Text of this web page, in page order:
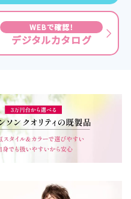
WEBで確認！
デジタルカタログ